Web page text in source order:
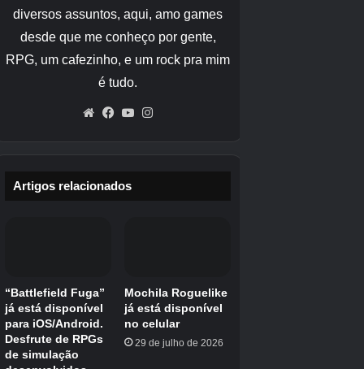
*Por favor, verifique o anúncio no jogo para
obter detalhes.
■“(Asahina Mafuyu) FELIZ ANIVERSÁRIO
[Aniversário limitado]Aniversário (Feliz